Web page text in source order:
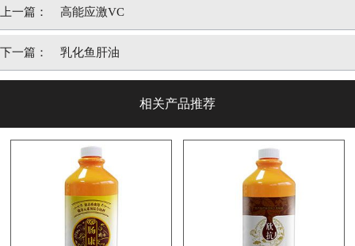
上一篇： 高能应激VC
下一篇： 乳化鱼肝油
相关产品推荐